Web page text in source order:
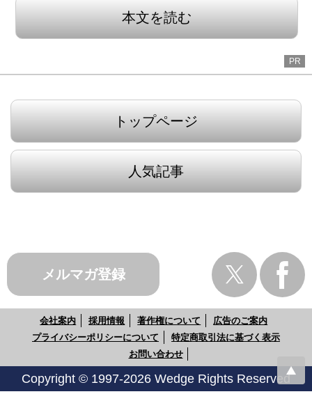
本文を読む
PR
トップページ
人気記事
メルマガ登録
会社案内 採用情報 著作権について
広告のご案内
プライバシーポリシーについて
特定商取引法に基づく表示
お問い合わせ
Copyright © 1997-2026 Wedge Rights Reserved